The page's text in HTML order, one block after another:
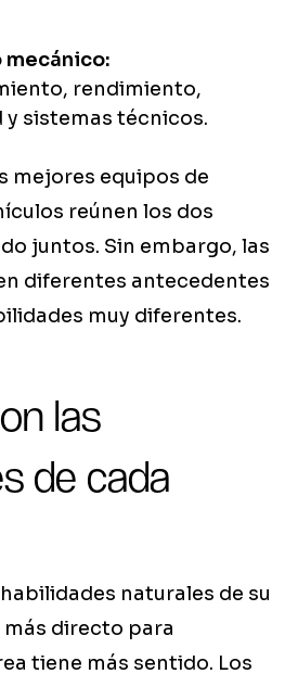
mecánico:
rendimiento,
y sistemas técnicos.
mejores equipos de
reúnen los dos
juntos. Sin embargo, las
diferentes antecedentes
muy diferentes.
las
de cada
naturales de su
directo para
tiene más sentido. Los